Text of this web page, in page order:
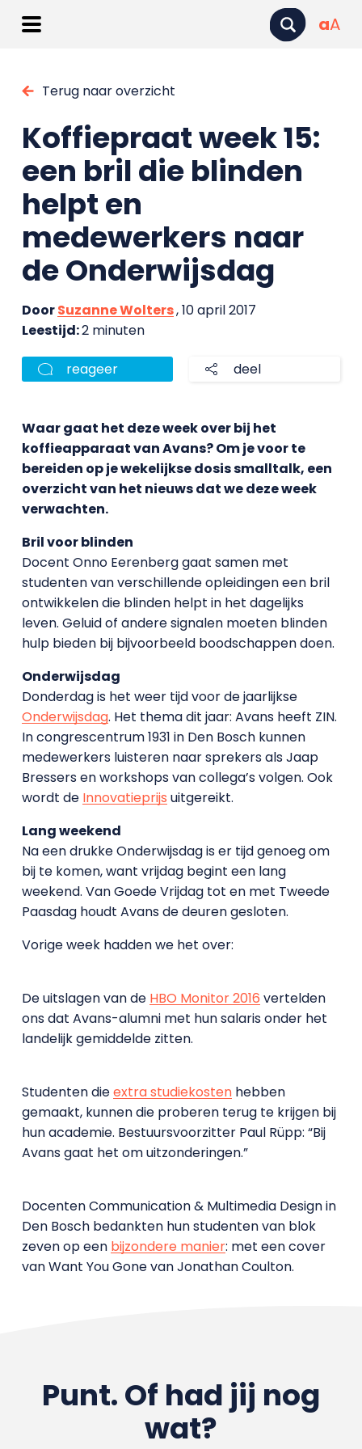
aA
Terug naar overzicht
Koffiepraat week 15:
een bril die blinden
helpt en
medewerkers naar
de Onderwijsdag
DoorSuzanne Wolters, 10 april 2017
Leestijd:2 minuten
reageer deel
Waar gaat het deze week over bij het
koffieapparaat van Avans? Om je voor te
bereiden op je wekelijkse dosis smalltalk, een
overzicht van het nieuws dat we deze week
verwachten.
Bril voor blinden
Docent Onno Eerenberg gaat samen met
studenten van verschillende opleidingen een bril
ontwikkelen die blinden helpt in het dagelijks
leven. Geluid of andere signalen moeten blinden
hulp bieden bij bijvoorbeeld boodschappen doen.
Onderwijsdag
Donderdag is het weer tijd voor de jaarlijkse
Onderwijsdag. Het thema dit jaar: Avans heeft ZIN.
In congrescentrum 1931 in Den Bosch kunnen
medewerkers luisteren naar sprekers als Jaap
Bressers en workshops van collega’s volgen. Ook
wordt de Innovatieprijs uitgereikt.
Lang weekend
Na een drukke Onderwijsdag is er tijd genoeg om
bij te komen, want vrijdag begint een lang
weekend. Van Goede Vrijdag tot en met Tweede
Paasdag houdt Avans de deuren gesloten.
Vorige week hadden we het over:
De uitslagen van de HBO Monitor 2016 vertelden
ons dat Avans-alumni met hun salaris onder het
landelijk gemiddelde zitten.
Studenten dieextra studiekostenhebben
gemaakt, kunnen die proberen terug te krijgen bij
hun academie. Bestuursvoorzitter Paul Rüpp: “Bij
Avans gaat het om uitzonderingen.”
Docenten Communication & Multimedia Design in
Den Bosch bedankten hun studenten van blok
zeven op een bijzondere manier: met een cover
van Want You Gone van Jonathan Coulton.
Punt. Of had jij nog
wat?